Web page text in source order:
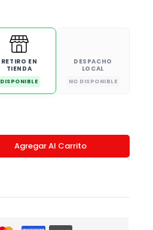
RETIRO EN
TIENDA
DISPONIBLE
DESPACHO
LOCAL
NO DISPONIBLE
Agregar Al Carrito